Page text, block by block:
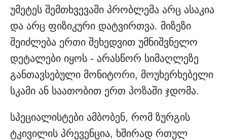
უმეტეს შემთხვევაში პრობლემა არც ასაკია
და არც ფიზიკური დატვირთვა. მიზეზი
შეიძლება ერთი შეხედვით უმნიშვნელო
დეტალები იყოს - არასწორ სიმაღლეზე
განთავსებული მონიტორი, მოუხერხებელი
სკამი ან საათობით ერთ პოზაში ჯდომა.
სპეციალისტები ამბობენ, რომ ზურგის
ტკივილის პრევენცია, ხშირად რთულ